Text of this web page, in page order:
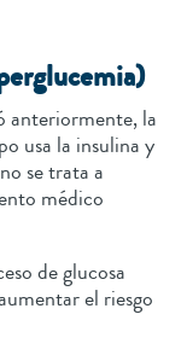
anteriormente, la
usa la insulina y
se trata a
médico
de glucosa
el riesgo